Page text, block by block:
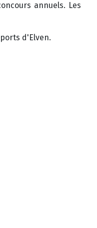
annuels. Les
d'Elven.